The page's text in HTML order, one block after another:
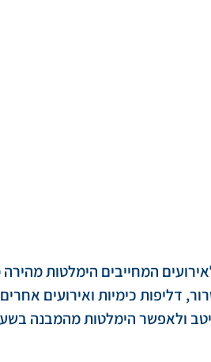
המחייבים הימלטות
דליפות כימיות ואירועים
ולאפשר הימלטות מהמבנה